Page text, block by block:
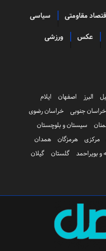
مقاومتی سیاسی
عکس ورزشی
البرز اصفهان
ایلام
خراسان جنوبی
خراسان رضوی
سیستان و بلوچستان
مرکزی هرمزگان
همدان
و بویراحمد گلستان
گیلان